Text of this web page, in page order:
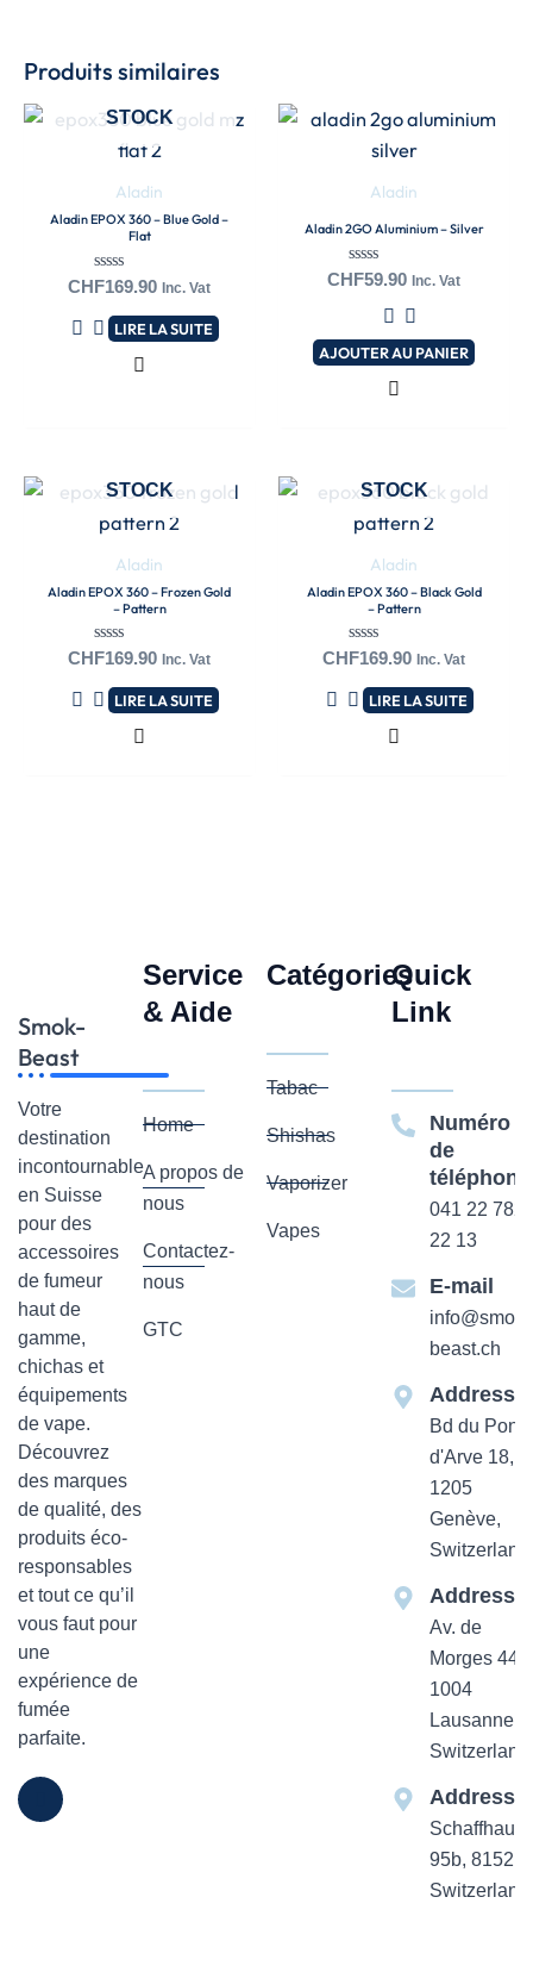
Produits similaires
EN RUPTURE DE
STOCK
Aladin
Aladin EPOX 360 – Blue Gold –
Flat
Note
sur
5
CHF169.90 Inc. Vat
LIRE LA SUITE
Aladin
Aladin 2GO Aluminium – Silver
Note
CHF59.90 Inc. Vat
AJOUTER AU PANIER
STOCK
Aladin
Aladin EPOX 360 – Frozen Gold
– Pattern
Note
sur
5
CHF169.90 Inc. Vat
LIRE LA SUITE
STOCK
Aladin
Aladin EPOX 360 – Black Gold
– Pattern
Note
sur
5
CHF169.90 Inc. Vat
LIRE LA SUITE
Smok-
Beast
Votre
destination
incontournable
en Suisse
pour des
accessoires
de fumeur
haut de
gamme,
chichas et
équipements
de vape.
Découvrez
des marques
de qualité, des
produits éco-
responsables
et tout ce qu’il
vous faut pour
une
expérience de
fumée
parfaite.
Service
& Aide
Home
A propos de
nous
Contactez-
nous
GTC
Catégories
Tabac
Shishas
Vaporizer
Vapes
Quick
Link
Numéro
de
téléphone
041 22 782
22 13
E-mail
info@smok-
beast.ch
Addresse
Bd du Pont-
d'Arve 18,
1205
Genève,
Switzerland
Addresse
Av. de
Morges 44
1004
Lausanne,
Switzerland
Addresse
95b, 8152
Switzerland